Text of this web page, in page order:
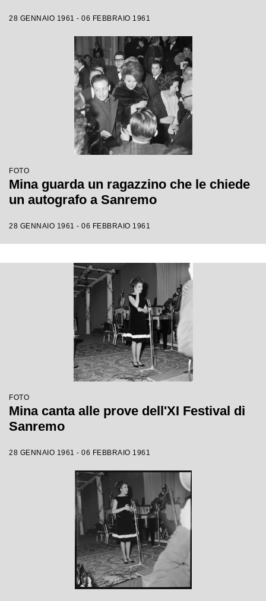
28 GENNAIO 1961 - 06 FEBBRAIO 1961
FOTO
Mina guarda un ragazzino che le chiede
un autografo a Sanremo
28 GENNAIO 1961 - 06 FEBBRAIO 1961
FOTO
Mina canta alle prove dell'XI Festival di
Sanremo
28 GENNAIO 1961 - 06 FEBBRAIO 1961